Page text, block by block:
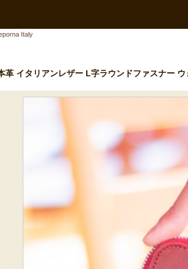
Italy
イタリアンレザー L字ラウンドファスナー